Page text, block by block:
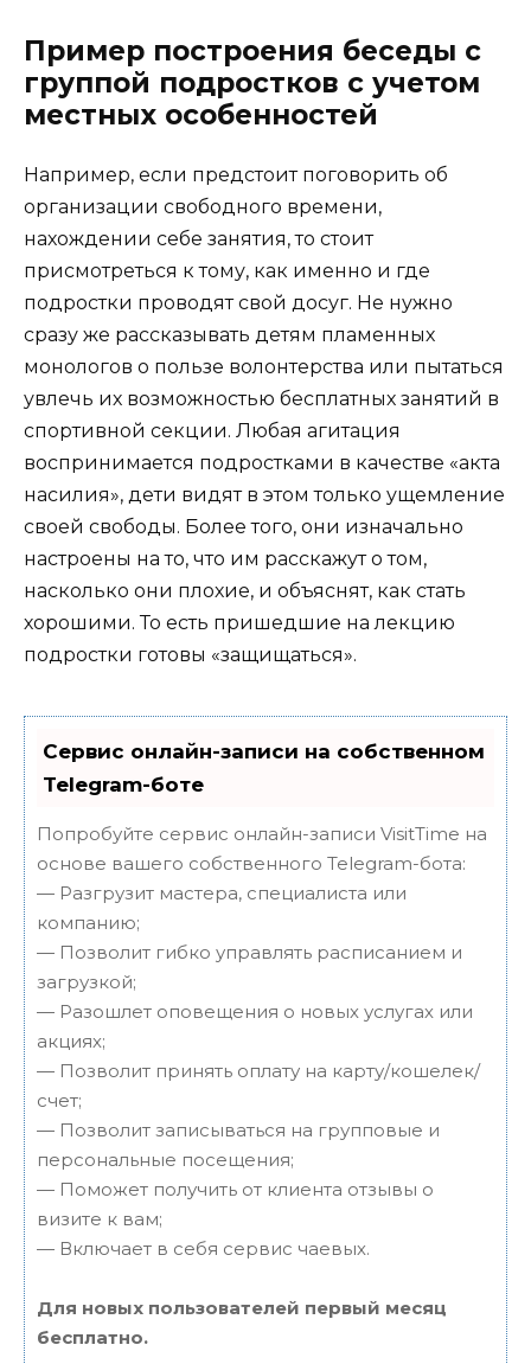
Пример построения беседы с
группой подростков с учетом
местных особенностей
Например, если предстоит поговорить об
организации свободного времени,
нахождении себе занятия, то стоит
присмотреться к тому, как именно и где
подростки проводят свой досуг. Не нужно
сразу же рассказывать детям пламенных
монологов о пользе волонтерства или пытаться
увлечь их возможностью бесплатных занятий в
спортивной секции. Любая агитация
воспринимается подростками в качестве «акта
насилия», дети видят в этом только ущемление
своей свободы. Более того, они изначально
настроены на то, что им расскажут о том,
насколько они плохие, и объяснят, как стать
хорошими. То есть пришедшие на лекцию
подростки готовы «защищаться».
Сервис онлайн-записи на собственном
Telegram-боте
Попробуйте сервис онлайн-записи VisitTime на
основе вашего собственного Telegram-бота:
— Разгрузит мастера, специалиста или
компанию;
— Позволит гибко управлять расписанием и
загрузкой;
— Разошлет оповещения о новых услугах или
акциях;
— Позволит принять оплату на карту/кошелек/
счет;
— Позволит записываться на групповые и
персональные посещения;
— Поможет получить от клиента отзывы о
визите к вам;
— Включает в себя сервис чаевых.
Для новых пользователей первый месяц
бесплатно.